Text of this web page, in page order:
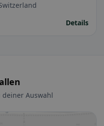
Details
deiner Auswahl